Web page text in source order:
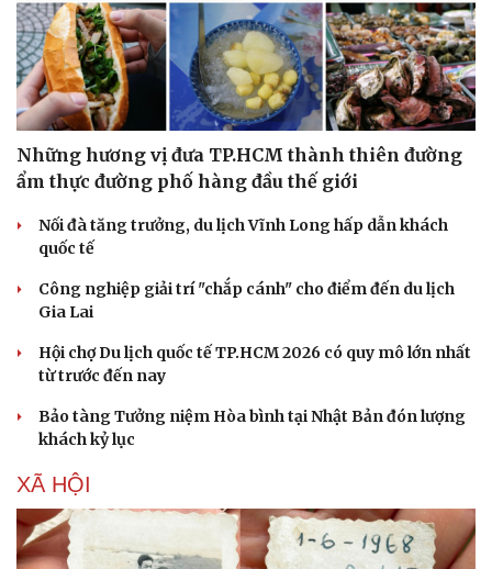
Văn hóa
Sân khấu - Điện ảnh
Giải trí
Nghệ sĩ
Những hương vị đưa TP.HCM thành thiên đường
ẩm thực đường phố hàng đầu thế giới
Nối đà tăng trưởng, du lịch Vĩnh Long hấp dẫn khách
quốc tế
Công nghiệp giải trí "chắp cánh" cho điểm đến du lịch
Gia Lai
Hội chợ Du lịch quốc tế TP.HCM 2026 có quy mô lớn nhất
từ trước đến nay
Bảo tàng Tưởng niệm Hòa bình tại Nhật Bản đón lượng
khách kỷ lục
XÃ HỘI